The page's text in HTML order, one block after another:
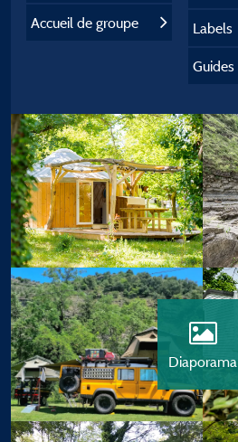
Accueil de groupe Labels
Guides
Diaporama